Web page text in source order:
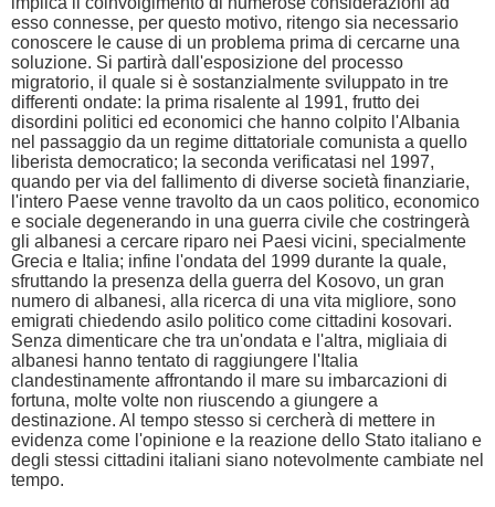
esso connesse, per questo motivo, ritengo sia necessario
conoscere le cause di un problema prima di cercarne una
soluzione. Si partirà dall'esposizione del processo
migratorio, il quale si è sostanzialmente sviluppato in tre
differenti ondate: la prima risalente al 1991, frutto dei
disordini politici ed economici che hanno colpito l'Albania
nel passaggio da un regime dittatoriale comunista a quello
liberista democratico; la seconda verificatasi nel 1997,
quando per via del fallimento di diverse società finanziarie,
l'intero Paese venne travolto da un caos politico, economico
e sociale degenerando in una guerra civile che costringerà
gli albanesi a cercare riparo nei Paesi vicini, specialmente
Grecia e Italia; infine l'ondata del 1999 durante la quale,
sfruttando la presenza della guerra del Kosovo, un gran
numero di albanesi, alla ricerca di una vita migliore, sono
emigrati chiedendo asilo politico come cittadini kosovari.
Senza dimenticare che tra un'ondata e l'altra, migliaia di
albanesi hanno tentato di raggiungere l'Italia
clandestinamente affrontando il mare su imbarcazioni di
fortuna, molte volte non riuscendo a giungere a
destinazione. Al tempo stesso si cercherà di mettere in
evidenza come l'opinione e la reazione dello Stato italiano e
degli stessi cittadini italiani siano notevolmente cambiate nel
tempo.